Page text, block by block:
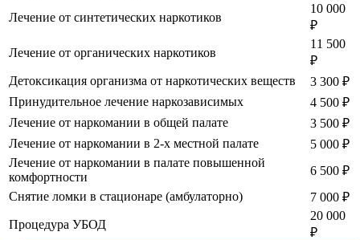
Лечение от синтетических наркотиков
10 000
₽
Лечение от органических наркотиков
11 500
₽
Детоксикация организма от наркотических веществ
3 300 ₽
Принудительное лечение наркозависимых
4 500 ₽
Лечение от наркомании в общей палате
3 500 ₽
Лечение от наркомании в 2-х местной палате
5 000 ₽
Лечение от наркомании в палате повышенной
комфортности
6 500 ₽
Снятие ломки в стационаре (амбулаторно)
7 000 ₽
Процедура УБОД
20 000
₽